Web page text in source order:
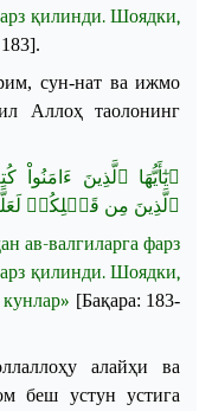
қилинди. Шоядки,
, сун-нат ва ижмо
Аллоҳ таолонинг
ﵟيٰٓأَيُّهَا ٱلَّذِينَ
ٱلَّذِينَ مِن قَبۡلِكُمۡ
ав-валгиларга фарз
қилинди. Шоядки,
[Бақара: 183-
алайҳи ва
беш устун устига